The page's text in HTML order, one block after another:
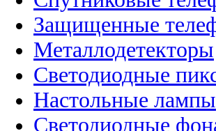
Защищенные
Металлодетекторы
Светодиодные
Настольные лампы
Светодиодные